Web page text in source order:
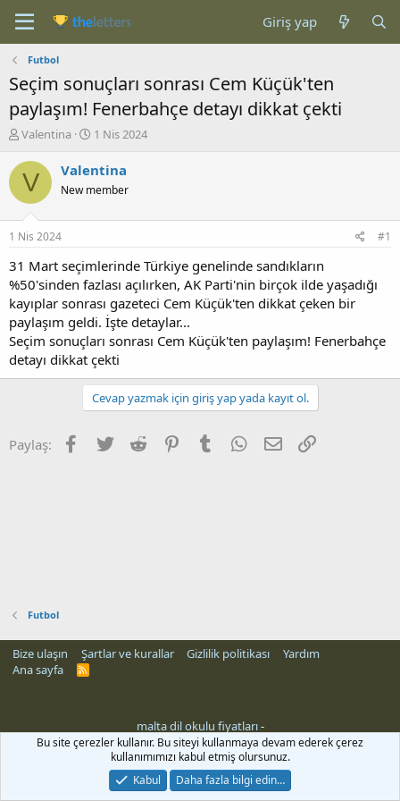
Giriş yap
Futbol
Seçim sonuçları sonrası Cem Küçük'ten
paylaşım! Fenerbahçe detayı dikkat çekti
K
n
b
u
u
b
a
ş
l
a
t
a
n
Valentina
B
ş
a
ç
a
r
i
h
i
1 Nis 2024
V Valentina
New member
1 Nis 2024 #1
31 Mart seçimlerinde Türkiye genelinde sandıkların
%50'sinden fazlası açılırken, AK Parti'nin birçok ilde yaşadığı
kayıplar sonrası gazeteci Cem Küçük'ten dikkat çeken bir
paylaşım geldi. İşte detaylar...
Seçim sonuçları sonrası Cem Küçük'ten paylaşım! Fenerbahçe
detayı dikkat çekti
Cevap yazmak için giriş yap yada kayıt ol.
Paylaş: Facebook
Twitter Reddit PinterestTumblr WhatsApp
E-posta
Futbol
Bize ulaşın Şartlar ve kurallar Gizlilik politikası
Yardım
Ana sayfa
R
malta dil okulu fiyatları-
Bu site çerezler kullanır. Bu siteyi kullanmaya devam ederek çerez
kullanımımızı kabul etmiş olursunuz.
Kabul
Daha fazla bilgi edin…